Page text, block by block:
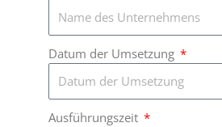
Datum der Umsetzung
Ausführungszeit